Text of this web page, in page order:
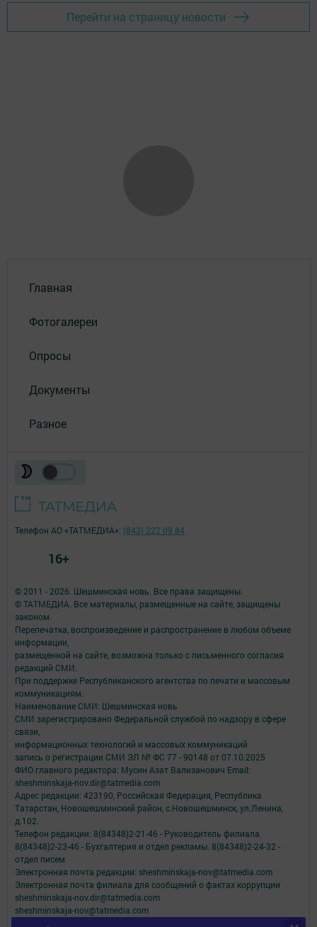
Перейти на страницу новости
Главная
Фотогалереи
Опросы
Документы
Разное
© 2011 - 2026. Шешминская новь. Все права защищены.
© ТАТМЕДИА. Все материалы, размещенные на сайте, защищены
законом.
Перепечатка, воспроизведение и распространение в любом объеме
информации,
размещенной на сайте, возможна только с письменного согласия
редакций СМИ.
При поддержке Республиканского агентства по печати и массовым
коммуникациям.
Наименование СМИ: Шешминская новь
СМИ зарегистрировано Федеральной службой по надзору в сфере
связи,
информационных технологий и массовых коммуникаций
запись о регистрации СМИ ЭЛ № ФС 77 - 90148 от 07.10.2025
ФИО главного редактора: Мусин Азат Вализанович Email:
sheshminskaja-nov.dir@tatmedia.com
Адрес редакции: 423190, Российская Федерация, Республика
Татарстан, Новошешминский район, с.Новошешминск, ул.Ленина,
д.102.
Телефон редакции: 8(84348)2-21-46 - Руководитель филиала.
8(84348)2-23-46 - Бухгалтерия и отдел рекламы. 8(84348)2-24-32 -
отдел писем
Электронная почта редакции: sheshminskaja-nov@tatmedia.com
Электронная почта филиала для сообщений о фактах коррупции
sheshminskaja-nov.dir@tatmedia.com
sheshminskaja-nov@tatmedia.com
Телефон АО «ТАТМЕДИА»: (843) 222 09 84
16+